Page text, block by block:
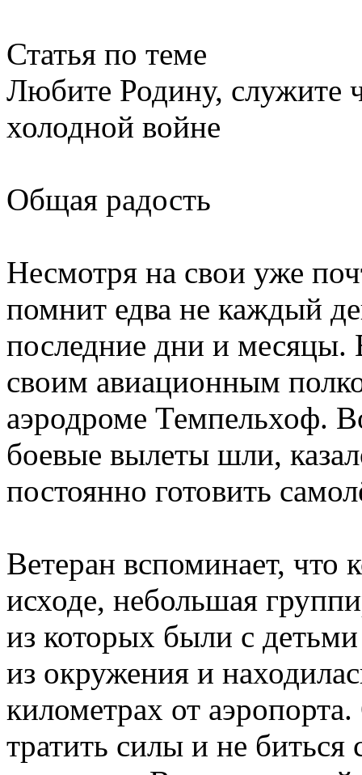
Статья по теме
Любите Родину, служите
холодной войне
Общая радость
Несмотря на свои уже
помнит едва не каждый
последние дни и месяцы.
своим авиационным
аэродроме Темпельхоф.
боевые вылеты шли,
постоянно готовить
Ветеран вспоминает, что
исходе, небольшая
из которых были с
из окружения и
километрах от
тратить силы и не биться